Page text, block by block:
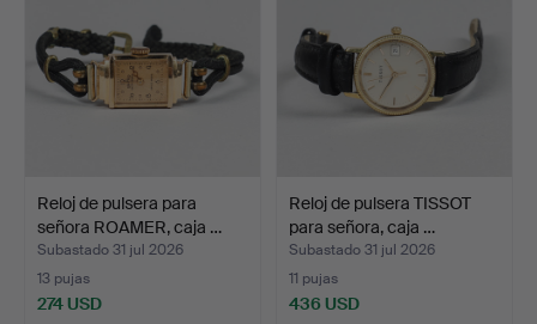
Reloj de pulsera para
señora ROAMER, caja …
Subastado 31 jul 2026
13 pujas
274 USD
Reloj de pulsera TISSOT
para señora, caja …
Subastado 31 jul 2026
11 pujas
436 USD